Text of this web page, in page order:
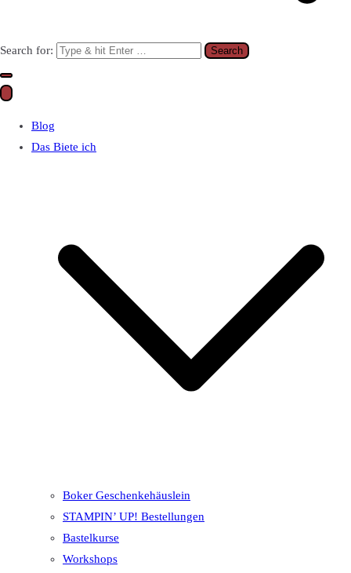
Search for:
Blog
Das Biete ich
Boker Geschenkehäuslein
STAMPIN’ UP! Bestellungen
Bastelkurse
Workshops